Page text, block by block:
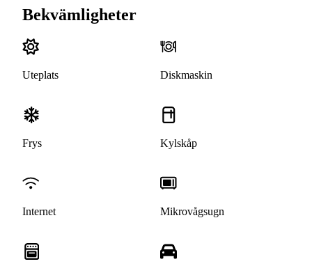
Bekvämligheter
Uteplats Diskmaskin
Frys Kylskåp
Internet Mikrovågsugn